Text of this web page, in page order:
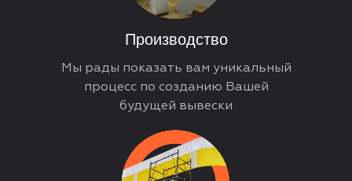
Мы рады показать вам уникальный
процесс по созданию Вашей
будущей вывески
Производство